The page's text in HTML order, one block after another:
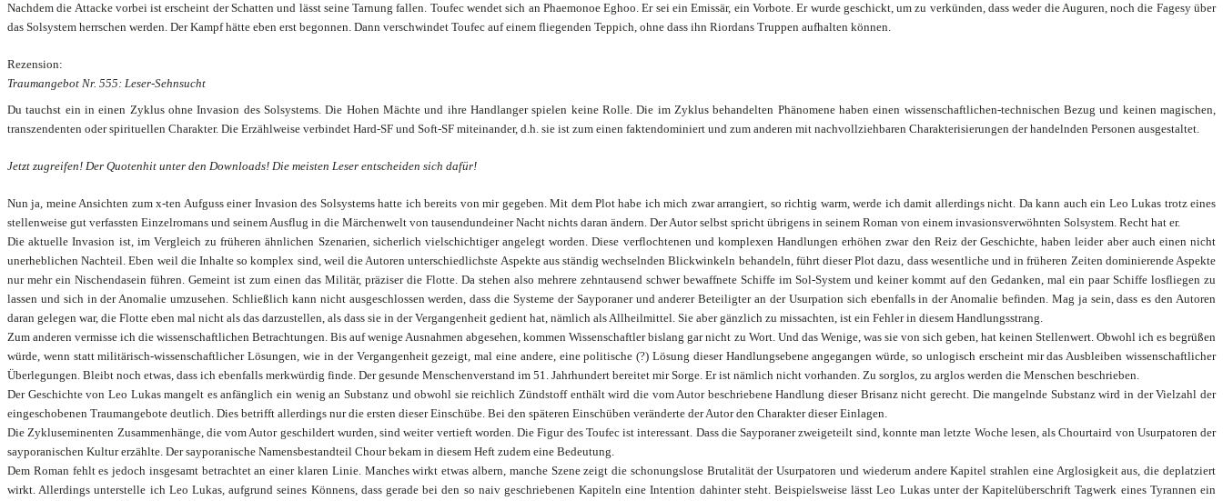
Nachdem die Attacke vorbei ist erscheint der Schatten und lässt seine Tarnung fallen. Toufec wendet sich an Phaemonoe Eghoo. Er sei ein Emissär, ein Vorbote. Er wurde geschickt, um zu verkünden, dass weder die Auguren, noch die Fagesy über
das Solsystem herrschen werden. Der Kampf hätte eben erst begonnen. Dann verschwindet Toufec auf einem fliegenden Teppich, ohne dass ihn Riordans Truppen aufhalten können.
Rezension:
Traumangebot Nr. 555: Leser-Sehnsucht
Du tauchst ein in einen Zyklus ohne Invasion des Solsystems. Die Hohen Mächte und ihre Handlanger spielen keine Rolle. Die im Zyklus behandelten Phänomene haben einen wissenschaftlichen-technischen Bezug und keinen magischen,
transzendenten oder spirituellen Charakter. Die Erzählweise verbindet Hard-SF und Soft-SF miteinander, d.h. sie ist zum einen faktendominiert und zum anderen mit nachvollziehbaren Charakterisierungen der handelnden Personen ausgestaltet.
Jetzt zugreifen! Der Quotenhit unter den Downloads! Die meisten Leser entscheiden sich dafür!
Nun ja, meine Ansichten zum x-ten Aufguss einer Invasion des Solsystems hatte ich bereits von mir gegeben. Mit dem Plot habe ich mich zwar arrangiert, so richtig warm, werde ich damit allerdings nicht. Da kann auch ein Leo Lukas trotz eines
stellenweise gut verfassten Einzelromans und seinem Ausflug in die Märchenwelt von tausendundeiner Nacht nichts daran ändern. Der Autor selbst spricht übrigens in seinem Roman von einem invasionsverwöhnten Solsystem. Recht hat er.
Die aktuelle Invasion ist, im Vergleich zu früheren ähnlichen Szenarien, sicherlich vielschichtiger angelegt worden. Diese verflochtenen und komplexen Handlungen erhöhen zwar den Reiz der Geschichte, haben leider aber auch einen nicht
unerheblichen Nachteil. Eben weil die Inhalte so komplex sind, weil die Autoren unterschiedlichste Aspekte aus ständig wechselnden Blickwinkeln behandeln, führt dieser Plot dazu, dass wesentliche und in früheren Zeiten dominierende Aspekte
nur mehr ein Nischendasein führen. Gemeint ist zum einen das Militär, präziser die Flotte. Da stehen also mehrere zehntausend schwer bewaffnete Schiffe im Sol-System und keiner kommt auf den Gedanken, mal ein paar Schiffe losfliegen zu
lassen und sich in der Anomalie umzusehen. Schließlich kann nicht ausgeschlossen werden, dass die Systeme der Sayporaner und anderer Beteiligter an der Usurpation sich ebenfalls in der Anomalie befinden. Mag ja sein, dass es den Autoren
daran gelegen war, die Flotte eben mal nicht als das darzustellen, als dass sie in der Vergangenheit gedient hat, nämlich als Allheilmittel. Sie aber gänzlich zu missachten, ist ein Fehler in diesem Handlungsstrang.
Zum anderen vermisse ich die wissenschaftlichen Betrachtungen. Bis auf wenige Ausnahmen abgesehen, kommen Wissenschaftler bislang gar nicht zu Wort. Und das Wenige, was sie von sich geben, hat keinen Stellenwert. Obwohl ich es begrüßen
würde, wenn statt militärisch-wissenschaftlicher Lösungen, wie in der Vergangenheit gezeigt, mal eine andere, eine politische (?) Lösung dieser Handlungsebene angegangen würde, so unlogisch erscheint mir das Ausbleiben wissenschaftlicher
Überlegungen. Bleibt noch etwas, dass ich ebenfalls merkwürdig finde. Der gesunde Menschenverstand im 51. Jahrhundert bereitet mir Sorge. Er ist nämlich nicht vorhanden. Zu sorglos, zu arglos werden die Menschen beschrieben.
Der Geschichte von Leo Lukas mangelt es anfänglich ein wenig an Substanz und obwohl sie reichlich Zündstoff enthält wird die vom Autor beschriebene Handlung dieser Brisanz nicht gerecht. Die mangelnde Substanz wird in der Vielzahl der
eingeschobenen Traumangebote deutlich. Dies betrifft allerdings nur die ersten dieser Einschübe. Bei den späteren Einschüben veränderte der Autor den Charakter dieser Einlagen.
Die Zykluseminenten Zusammenhänge, die vom Autor geschildert wurden, sind weiter vertieft worden. Die Figur des Toufec ist interessant. Dass die Sayporaner zweigeteilt sind, konnte man letzte Woche lesen, als Chourtaird von Usurpatoren der
sayporanischen Kultur erzählte. Der sayporanische Namensbestandteil Chour bekam in diesem Heft zudem eine Bedeutung.
Dem Roman fehlt es jedoch insgesamt betrachtet an einer klaren Linie. Manches wirkt etwas albern, manche Szene zeigt die schonungslose Brutalität der Usurpatoren und wiederum andere Kapitel strahlen eine Arglosigkeit aus, die deplatziert
wirkt. Allerdings unterstelle ich Leo Lukas, aufgrund seines Könnens, dass gerade bei den so naiv geschriebenen Kapiteln eine Intention dahinter steht. Beispielsweise lässt Leo Lukas unter der Kapitelüberschrift Tagwerk eines Tyrannen ein